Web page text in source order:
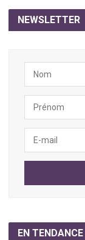
NEWSLETTER
EN TENDANCE